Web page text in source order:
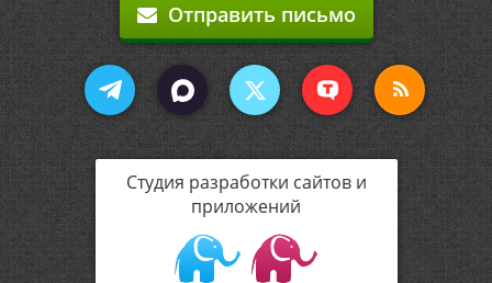
Отправить письмо
Студия разработки сайтов и
приложений